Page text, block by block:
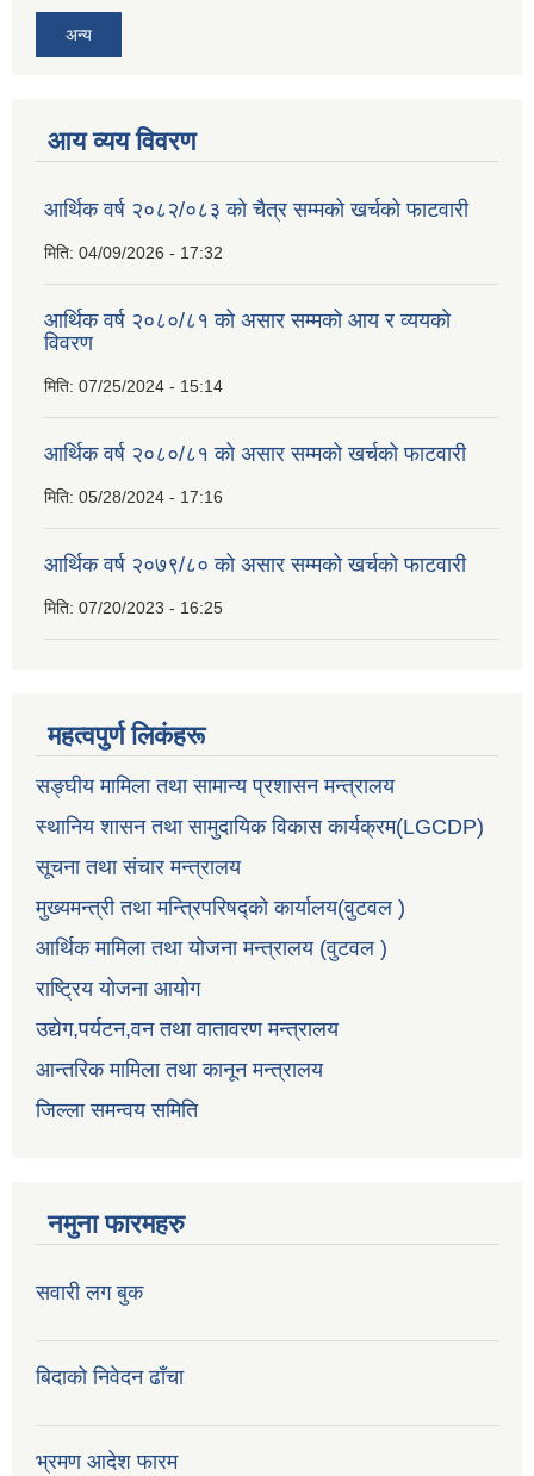
अन्य
आय व्यय विवरण
आर्थिक वर्ष २०८२/०८३ को चैत्र सम्मको खर्चको फाटवारी
मिति: 04/09/2026 - 17:32
आर्थिक वर्ष २०८०/८१ को असार सम्मको आय र व्ययको
विवरण
मिति: 07/25/2024 - 15:14
आर्थिक वर्ष २०८०/८१ को असार सम्मको खर्चको फाटवारी
मिति: 05/28/2024 - 17:16
आर्थिक वर्ष २०७९/८० को असार सम्मको खर्चको फाटवारी
मिति: 07/20/2023 - 16:25
महत्वपुर्ण लिकंहरू
सङ्घीय मामिला तथा सामान्य प्रशासन मन्त्रालय
स्थानिय शासन तथा सामुदायिक विकास कार्यक्रम(LGCDP)
सूचना तथा संचार मन्त्रालय
मुख्यमन्त्री तथा मन्त्रिपरिषद्को कार्यालय(वुटवल )
आर्थिक मामिला तथा योजना मन्त्रालय (वुटवल )
राष्ट्रिय योजना आयोग
उद्येग,पर्यटन,वन तथा वातावरण मन्त्रालय
आन्तरिक मामिला तथा कानून मन्त्रालय
जिल्ला समन्वय समिति
नमुना फारमहरु
सवारी लग बुक
बिदाको निवेदन ढाँचा
भ्रमण आदेश फारम